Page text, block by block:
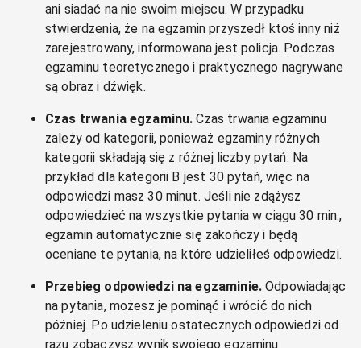
ani siadać na nie swoim miejscu. W przypadku
stwierdzenia, że na egzamin przyszedł ktoś inny niż
zarejestrowany, informowana jest policja. Podczas
egzaminu teoretycznego i praktycznego nagrywane
są obraz i dźwięk.
Czas trwania egzaminu.Czas trwania egzaminu
zależy od kategorii, ponieważ egzaminy różnych
kategorii składają się z różnej liczby pytań. Na
przykład dla kategorii B jest 30 pytań, więc na
odpowiedzi masz 30 minut. Jeśli nie zdążysz
odpowiedzieć na wszystkie pytania w ciągu 30 min.,
egzamin automatycznie się zakończy i będą
oceniane te pytania, na które udzieliłeś odpowiedzi.
Przebieg odpowiedzi na egzaminie.Odpowiadając
na pytania, możesz je pominąć i wrócić do nich
później. Po udzieleniu ostatecznych odpowiedzi od
razu zobaczysz wynik swojego egzaminu